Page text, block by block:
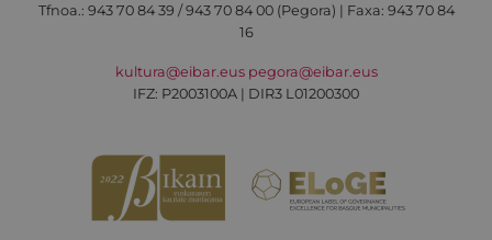
Tfnoa.: 943 70 84 39 / 943 70 84 00 (Pegora) | Faxa: 943 70 84
16
kultura@eibar.eus pegora@eibar.eus
IFZ: P2003100A | DIR3 L01200300